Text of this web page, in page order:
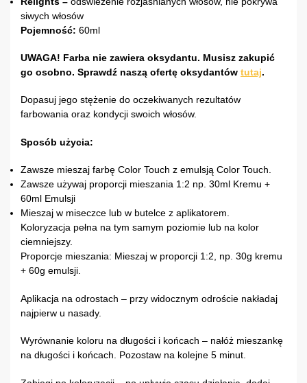
siwych włosów
Pojemność: 60ml
UWAGA! Farba nie zawiera oksydantu. Musisz zakupić
go osobno. Sprawdź naszą ofertę oksydantów tutaj.
Dopasuj jego stężenie do oczekiwanych rezultatów
farbowania oraz kondycji swoich włosów.
Sposób użycia:
Zawsze mieszaj farbę Color Touch z emulsją Color Touch.
Zawsze używaj proporcji mieszania 1:2 np. 30ml Kremu +
60ml Emulsji
Mieszaj w miseczce lub w butelce z aplikatorem.
Koloryzacja pełna na tym samym poziomie lub na kolor
ciemniejszy.
Proporcje mieszania: Mieszaj w proporcji 1:2, np. 30g kremu
+ 60g emulsji.
Aplikacja na odrostach – przy widocznym odroście nakładaj
najpierw u nasady.
Wyrównanie koloru na długości i końcach – nałóż mieszankę
na długości i końcach. Pozostaw na kolejne 5 minut.